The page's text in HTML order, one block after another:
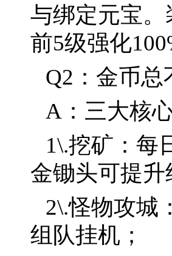
与绑定元宝
前5级强化
Q2：金币
A：三大核
1\.挖矿：每
金锄头可提升
2\.怪物攻城
组队挂机；